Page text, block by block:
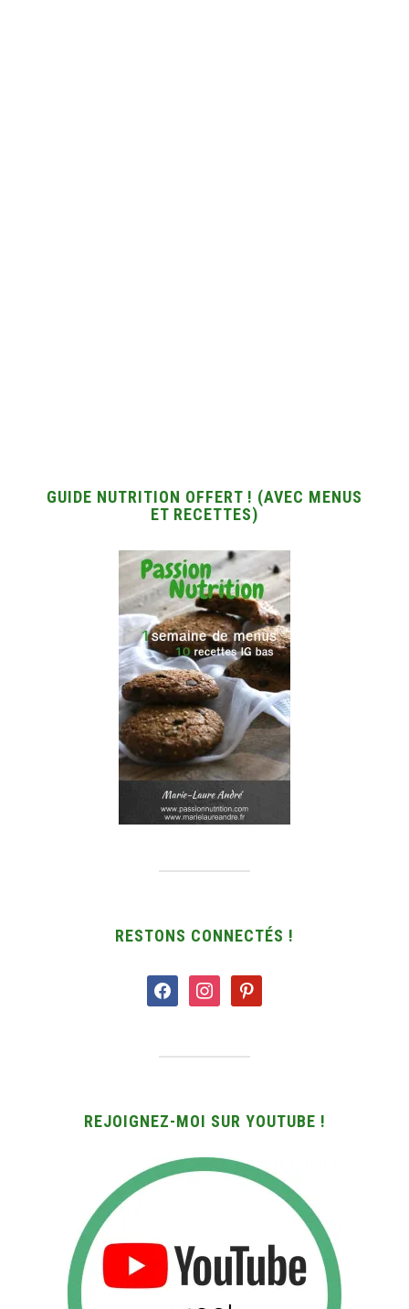
GUIDE NUTRITION OFFERT ! (AVEC MENUS
ET RECETTES)
RESTONS CONNECTÉS !
facebookinstagrampinterest
REJOIGNEZ-MOI SUR YOUTUBE !